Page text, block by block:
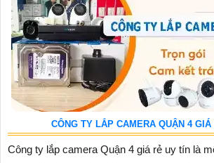
CÔNG TY LẮP CAMERA QUẬN 4 GIÁ
Công ty lắp camera Quận 4 giá rẻ uy tín là